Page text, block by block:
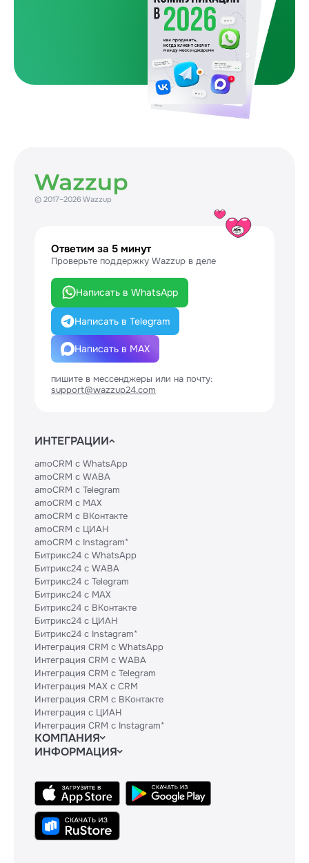
© 2017–2026 Wazzup
Ответим за 5 минут
Проверьте поддержку Wazzup в деле
Написать в WhatsApp
Написать в Telegram
Написать в MAX
пишите в мессенджеры или на почту:
support@wazzup24.com
ИНТЕГРАЦИИ
amoCRM с WhatsApp
amoCRM с WABA
amoCRM с Telegram
amoCRM с MAX
amoCRM с ВКонтакте
amoCRM с ЦИАН
amoCRM с Instagram*
Битрикс24 с WhatsApp
Битрикс24 с WABA
Битрикс24 с Telegram
Битрикс24 с MAX
Битрикс24 с ВКонтакте
Битрикс24 с ЦИАН
Битрикс24 с Instagram*
Интеграция CRM с WhatsApp
Интеграция CRM с WABA
Интеграция CRM с Telegram
Интеграция MAX с CRM
Интеграция CRM с ВКонтакте
Интеграция с ЦИАН
Интеграция CRM с Instagram*
КОМПАНИЯ
Блог
Контакты
Политики и соглашения
Сведения об ИТ-деятельности
ИНФОРМАЦИЯ
Техническим партнерам
Тарифы
API
База знаний